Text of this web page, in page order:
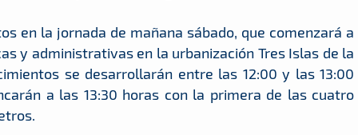
en la jornada de mañana sábado, que comenzará a
y administrativas en la urbanización Tres Islas de la
se desarrollarán entre las 12:00 y las 13:00
a las 13:30 horas con la primera de las cuatro